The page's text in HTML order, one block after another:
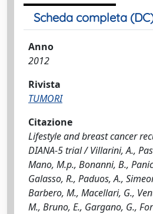
Scheda completa
Anno
2012
Rivista
TUMORI
Citazione
Lifestyle and breast cancer
DIANA-5 trial / Villarini, A.,
Mano, M.p., Bonanni, B.,
Galasso, R., Paduos, A.,
Barbero, M., Macellari, G.,
M., Bruno, E., Gargano, G.,